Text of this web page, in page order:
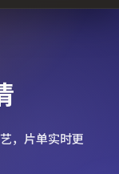
，片单实时更